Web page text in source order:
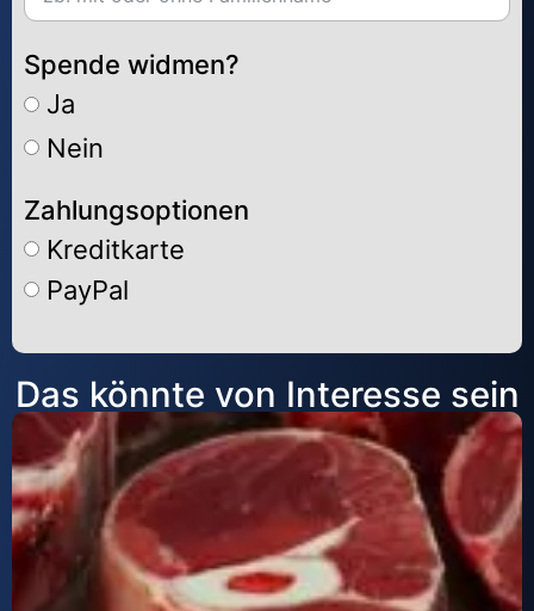
Spende widmen?
Ja
Nein
Zahlungsoptionen
Kreditkarte
PayPal
Alternative:
Das könnte von Interesse sein